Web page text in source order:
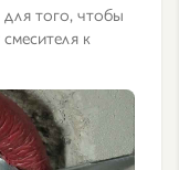
того, чтобы
к